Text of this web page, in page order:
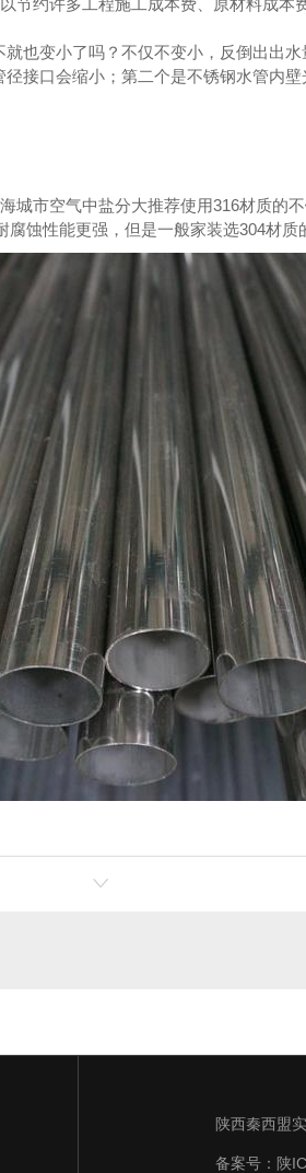
节约许多工程施工成本费、原材料成本费
也变小了吗？不仅不变小，反倒出出
接口会缩小；第二个是不锈钢水管内
城市空气中盐分大推荐使用316材质的
蚀性能更强，但是一般家装选304材质
陕西秦西盟
备案号： 陕